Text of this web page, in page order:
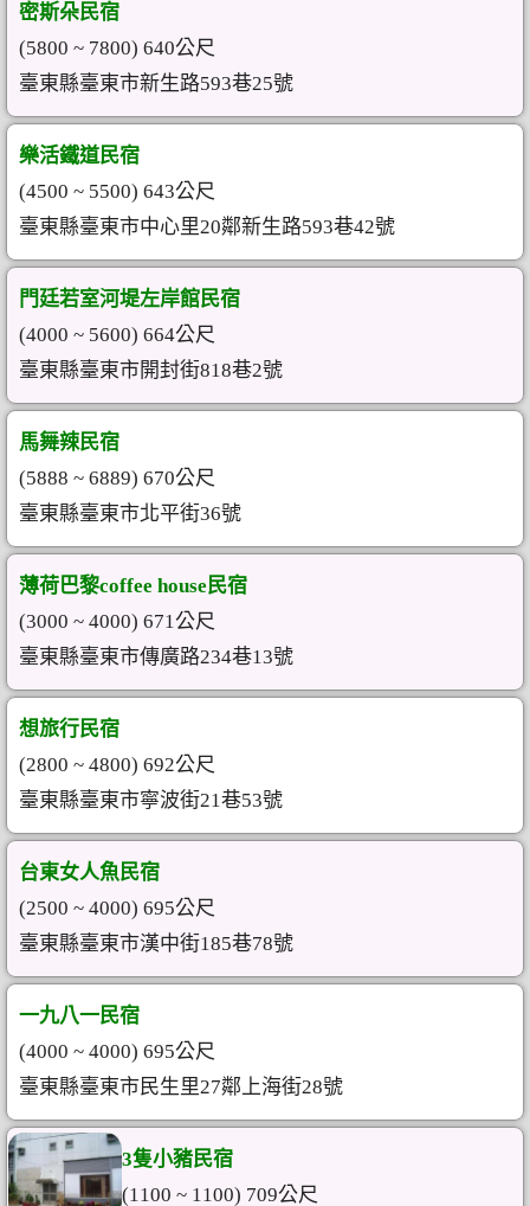
密斯朵民宿
(5800 ~ 7800) 640公尺
臺東縣臺東市新生路593巷25號
樂活鐵道民宿
(4500 ~ 5500) 643公尺
臺東縣臺東市中心里20鄰新生路593巷42號
門廷若室河堤左岸館民宿
(4000 ~ 5600) 664公尺
臺東縣臺東市開封街818巷2號
馬舞辣民宿
(5888 ~ 6889) 670公尺
臺東縣臺東市北平街36號
薄荷巴黎coffee house民宿
(3000 ~ 4000) 671公尺
臺東縣臺東市傳廣路234巷13號
想旅行民宿
(2800 ~ 4800) 692公尺
臺東縣臺東市寧波街21巷53號
台東女人魚民宿
(2500 ~ 4000) 695公尺
臺東縣臺東市漢中街185巷78號
一九八一民宿
(4000 ~ 4000) 695公尺
臺東縣臺東市民生里27鄰上海街28號
3隻小豬民宿
(1100 ~ 1100) 709公尺